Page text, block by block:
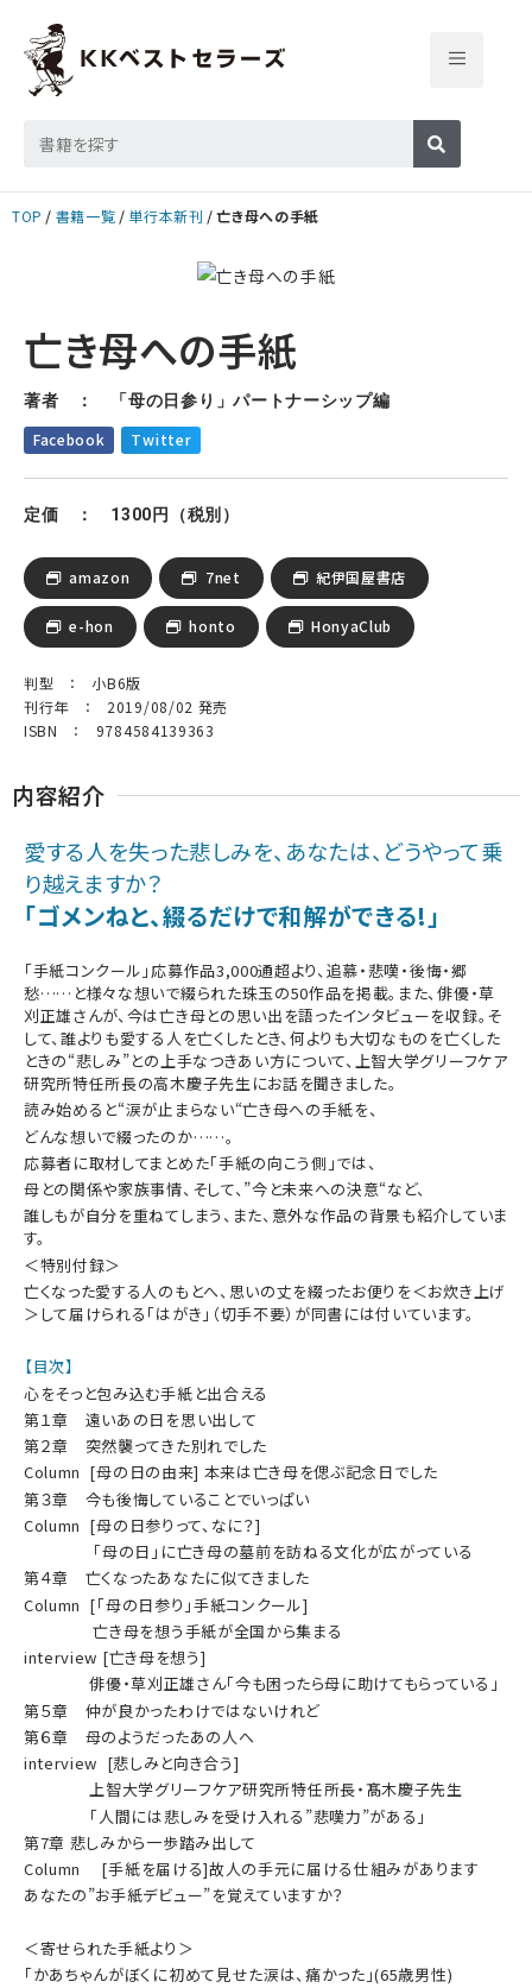
TOP 書籍一覧 単行本新刊 亡き母への手紙
亡き母への手紙
著者 ： 「母の日参り」パートナーシップ編
Facebook Twitter
定価 ： 1300円（税別）
amazon 7net 紀伊国屋書店
e-hon honto HonyaClub
判型 ： 小B6版
刊行年 ： 2019/08/02 発売
ISBN ： 9784584139363
内容紹介
愛する人を失った悲しみを、あなたは、どうやって乗
り越えますか？
「ゴメンねと、綴るだけで和解ができる!」
「手紙コンクール」応募作品3,000通超より、追慕・悲嘆・後悔・郷
愁……と様々な想いで綴られた珠玉の50作品を掲載。また、俳優・草
刈正雄さんが、今は亡き母との思い出を語ったインタビューを収録。そ
して、誰よりも愛する人を亡くしたとき、何よりも大切なものを亡くした
ときの“悲しみ”との上手なつきあい方について、上智大学グリーフケア
研究所特任所長の高木慶子先生にお話を聞きました。
読み始めると“涙が止まらない“亡き母への手紙を、
どんな想いで綴ったのか……。
応募者に取材してまとめた「手紙の向こう側」では、
母との関係や家族事情、そして、”今と未来への決意“など、
誰しもが自分を重ねてしまう、また、意外な作品の背景も紹介していま
す。
＜特別付録＞
亡くなった愛する人のもとへ、思いの丈を綴ったお便りを＜お炊き上げ
＞して届けられる「はがき」（切手不要）が同書には付いています。
【目次】
心をそっと包み込む手紙と出合える
第１章 遠いあの日を思い出して
第２章 突然襲ってきた別れでした
Column [母の日の由来] 本来は亡き母を偲ぶ記念日でした
第３章 今も後悔していることでいっぱい
Column [母の日参りって、なに？]
「母の日」に亡き母の墓前を訪ねる文化が広がっている
第４章 亡くなったあなたに似てきました
Column [「母の日参り」手紙コンクール]
亡き母を想う手紙が全国から集まる
interview [亡き母を想う]
俳優・草刈正雄さん「今も困ったら母に助けてもらっている」
第５章 仲が良かったわけではないけれど
第６章 母のようだったあの人へ
interview [悲しみと向き合う]
上智大学グリーフケア研究所特任所長・髙木慶子先生
「人間には悲しみを受け入れる”悲嘆力”がある」
第7章 悲しみから一歩踏み出して
Column [手紙を届ける]故人の手元に届ける仕組みがあります
あなたの”お手紙デビュー”を覚えていますか？
＜寄せられた手紙より＞
「かあちゃんがぼくに初めて見せた涙は、痛かった」(65歳男性)